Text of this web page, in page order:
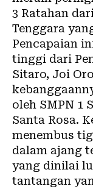
3 Ratahan
Tenggara
Pencapaian
tinggi dari
Sitaro, Joi
oleh SMPN 1
Santa Rosa.
menembus
dalam ajang
yang dinilai
tantangan